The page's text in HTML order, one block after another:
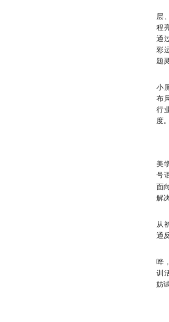
层
程
通
彩
题
此
小
布
行
度。
当
美
号
面
解
在
从
通
哗
训
妨